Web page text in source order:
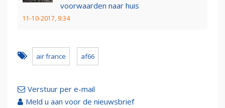
voorwaarden naar huis
11-10-2017, 9:34
air france af66
Verstuur per e-mail
Meld u aan voor de nieuwsbrief